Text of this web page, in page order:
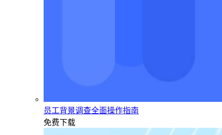
员工背景调查全面操作指南
免费下载